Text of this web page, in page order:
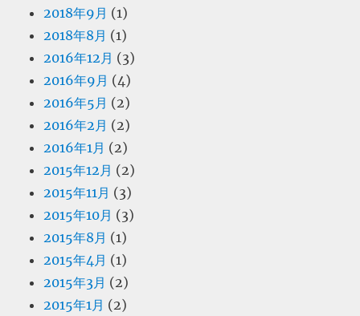
2018年9月 (1)
2018年8月 (1)
2016年12月 (3)
2016年9月 (4)
2016年5月 (2)
2016年2月 (2)
2016年1月 (2)
2015年12月 (2)
2015年11月 (3)
2015年10月 (3)
2015年8月 (1)
2015年4月 (1)
2015年3月 (2)
2015年1月 (2)